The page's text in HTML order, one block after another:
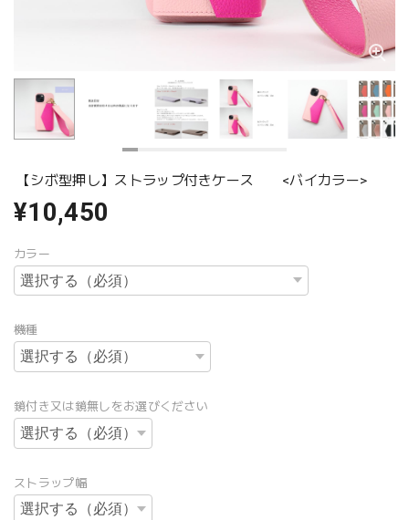
【シボ型押し】ストラップ付きケース <バイカラー>
¥10,450
カラー
機種
鏡付き又は鏡無しをお選びください
ストラップ幅